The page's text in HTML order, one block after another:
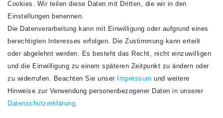
Newsletter
Honig
Hiermit bestätige ich, dass ich dieDaten­schutz­erklärunggelesen habe. Meine
Cookies. Wir teilen diese Daten mit Dritten, die wir in den
Einstellungen benennen.
Die Datenverarbeitung kann mit Einwilligung oder aufgrund eines
berechtigten Interesses erfolgen. Die Zustimmung kann erteilt
oder abgelehnt werden. Es besteht das Recht, nicht einzuwilligen
und die Einwilligung zu einem späteren Zeitpunkt zu ändern oder
zu widerrufen. Beachten Sie unser
Impressum und weitere
Hinweise zur Verwendung personenbezogener Daten in unserer
Daten­schutz­erklärung.